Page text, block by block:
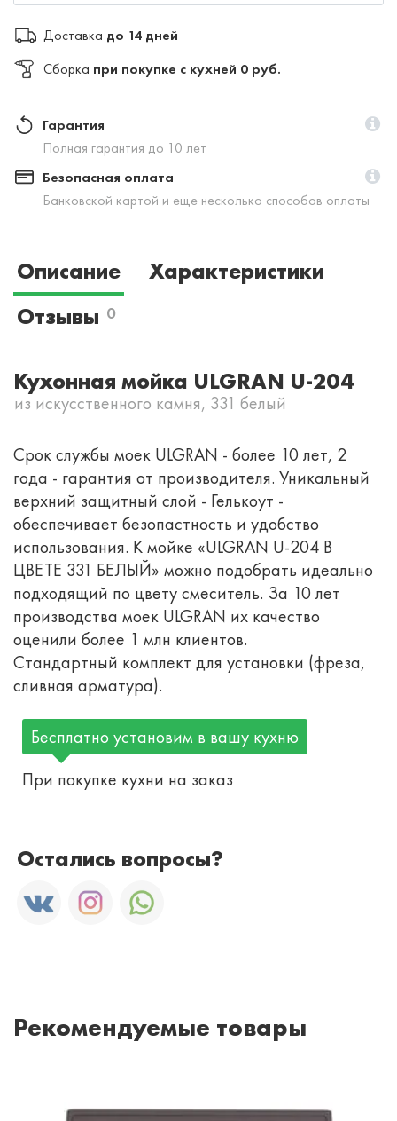
Доставка до 14 дней
Сборка при покупке с кухней 0 руб.
Гарантия
Полная гарантия до 10 лет
Безопасная оплата
Банковской картой и еще несколько способов оплаты
Описание
Характеристики
Отзывы 0
Кухонная мойка ULGRAN U-204
из искусственного камня, 331 белый
Срок службы моек ULGRAN - более 10 лет, 2
года - гарантия от производителя. Уникальный
верхний защитный слой - Гелькоут -
обеспечивает безопастность и удобство
использования. К мойке «ULGRAN U-204 В
ЦВЕТЕ 331 БЕЛЫЙ» можно подобрать идеально
подходящий по цвету смеситель. За 10 лет
производства моек ULGRAN их качество
оценили более 1 млн клиентов.
Стандартный комплект для установки (фреза,
сливная арматура).
Бесплатно установим в вашу кухню
При покупке кухни на заказ
Остались вопросы?
Рекомендуемые товары